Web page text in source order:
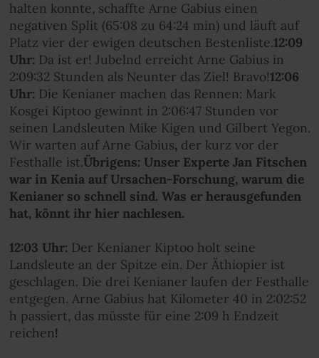
halten konnte, schaffte Arne Gabius einen
negativen Split (65:08 zu 64:24 min) und läuft auf
Platz vier der ewigen deutschen Bestenliste.12:09
Uhr: Da ist er! Jubelnd erreicht Arne Gabius in
2:09:32 Stunden als Neunter das Ziel! Bravo!12:06
Uhr: Die Kenianer machen das Rennen: Mark
Kosgei Kiptoo gewinnt in 2:06:47 Stunden vor
seinen Landsleuten Mike Kigen und Gilbert Yegon.
Wir warten auf Arne Gabius, der kurz vor der
Festhalle ist.Übrigens: Unser Experte Jan Fitschen
war in Kenia auf Ursachen-Forschung, warum die
Kenianer so schnell sind. Was er herausgefunden
hat, könnt ihr hier nachlesen.
12:03 Uhr: Der Kenianer Kiptoo holt seine
Landsleute an der Spitze ein. Der Äthiopier ist
geschlagen. Die drei Kenianer laufen der Festhalle
entgegen. Arne Gabius hat Kilometer 40 in 2:02:52
h passiert, das müsste für eine 2:09 h Endzeit
reichen!